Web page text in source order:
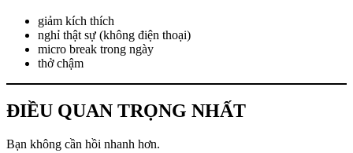
giảm kích thích
nghỉ thật sự (không điện thoại)
micro break trong ngày
thở chậm
ĐIỀU QUAN TRỌNG NHẤT
Bạn không cần hồi nhanh hơn.